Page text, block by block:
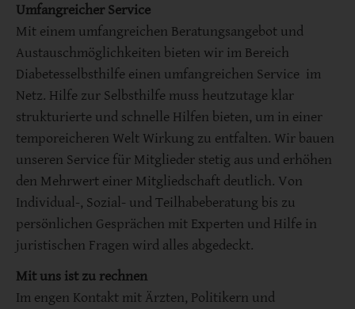
Umfangreicher Service
Mit einem umfangreichen Beratungsangebot und
Austauschmöglichkeiten bieten wir im Bereich
Diabetesselbsthilfe einen umfangreichen Service im
Netz. Hilfe zur Selbsthilfe muss heutzutage klar
strukturierte und schnelle Hilfen bieten, um in einer
temporeicheren Welt Wirkung zu entfalten. Wir bauen
unseren Service für Mitglieder stetig aus und erhöhen
den Mehrwert einer Mitgliedschaft deutlich. Von
Individual-, Sozial- und Teilhabeberatung bis zu
persönlichen Gesprächen mit Experten und Hilfe in
juristischen Fragen wird alles abgedeckt.
Mit uns ist zu rechnen
Im engen Kontakt mit Ärzten, Politikern und